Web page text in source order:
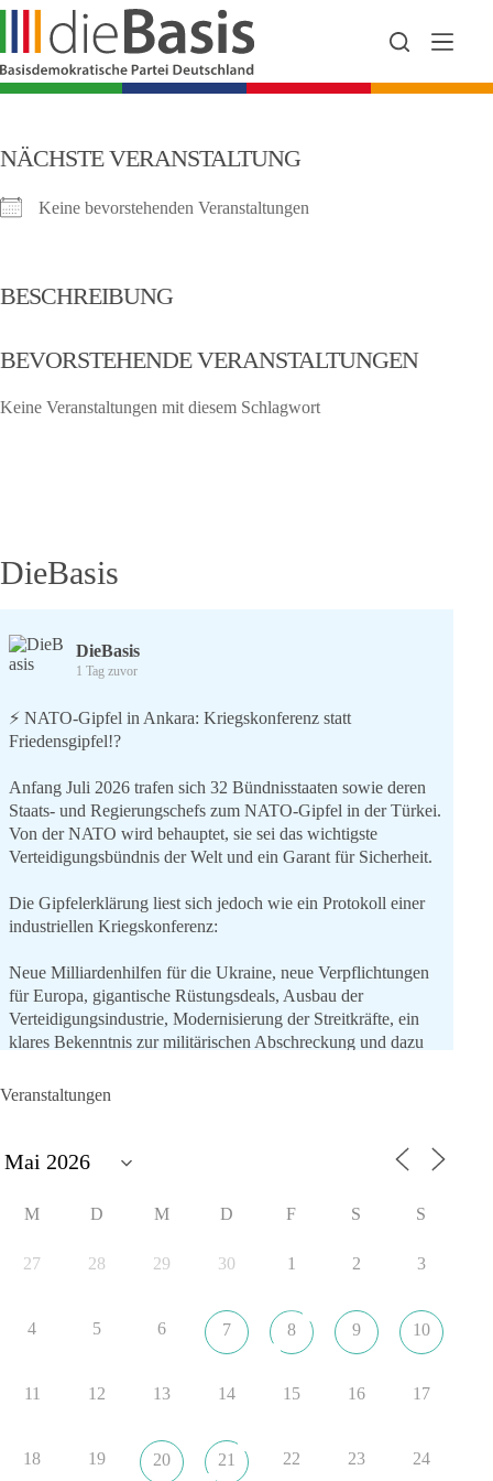
Zum
springen
NÄCHSTE VERANSTALTUNG
Keine bevorstehenden Veranstaltungen
BESCHREIBUNG
BEVORSTEHENDE VERANSTALTUNGEN
Keine Veranstaltungen mit diesem Schlagwort
DieBasis
DieBasis
1 Tag zuvor
⚡️ NATO-Gipfel in Ankara: Kriegskonferenz statt
Friedensgipfel!?
Anfang Juli 2026 trafen sich 32 Bündnisstaaten sowie deren
Staats- und Regierungschefs zum NATO-Gipfel in der Türkei.
Von der NATO wird behauptet, sie sei das wichtigste
Verteidigungsbündnis der Welt und ein Garant für Sicherheit.
Die Gipfelerklärung liest sich jedoch wie ein Protokoll einer
industriellen Kriegskonferenz:
Neue Milliardenhilfen für die Ukraine, neue Verpflichtungen
für Europa, gigantische Rüstungsdeals, Ausbau der
Verteidigungsindustrie, Modernisierung der Streitkräfte, ein
klares Bekenntnis zur militärischen Abschreckung und dazu
nach Friedenspolitik klingt, wird niemals Sicherheit schaffen,
https://www.tagesschau.de/ausland/asien/nato-
Veranstaltungen
M D M D F S S
27 28 29 30 1 2 3
4 5 6 7 8 9 10
11 12 13 14 15 16 17
18 19 20 21 22 23 24